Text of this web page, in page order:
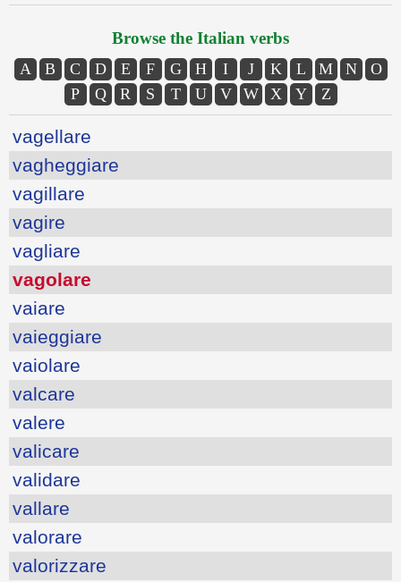
Browse the Italian verbs
A B C D E F G H I J K L M N
O
P
Q R S T U V W X Y Z
vagellare
vagheggiare
vagillare
vagire
vagliare
vagolare
vaiare
vaieggiare
vaiolare
valcare
valere
valicare
validare
vallare
valorare
valorizzare